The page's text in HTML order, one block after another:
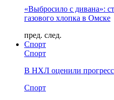
«Выбросило с дивана»:
газового хлопка в Омске
пред. след.
Спорт
Спорт
В НХЛ оценили
Спорт